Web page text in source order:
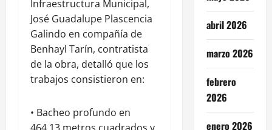
Infraestructura Municipal,
José Guadalupe Plascencia
Galindo en compañía de
Benhayl Tarín, contratista
de la obra, detalló que los
trabajos consistieron en:
• Bacheo profundo en
abril 2026
marzo 2026
febrero
2026
enero 2026